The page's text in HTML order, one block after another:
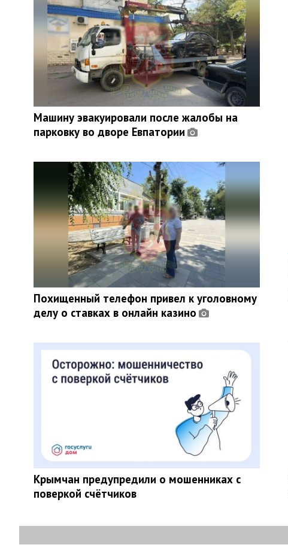
Машину эвакуировали после жалобы на
парковку во дворе Евпатории
Похищенный телефон привел к уголовному
делу о ставках в онлайн казино
Крымчан предупредили о мошенниках с
поверкой счётчиков